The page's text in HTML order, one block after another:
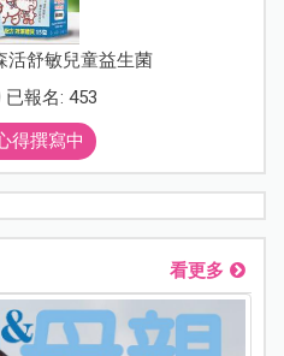
活舒敏兒童益生菌
已報名: 453
得撰寫中
看更多